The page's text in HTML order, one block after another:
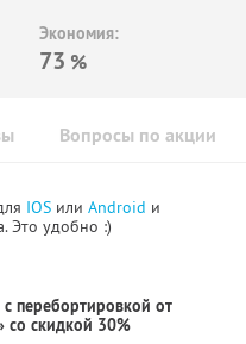
Экономия:
73 %
Вопросы по акции
IOS или Android и
Это удобно :)
перебортировкой от
со скидкой 30%